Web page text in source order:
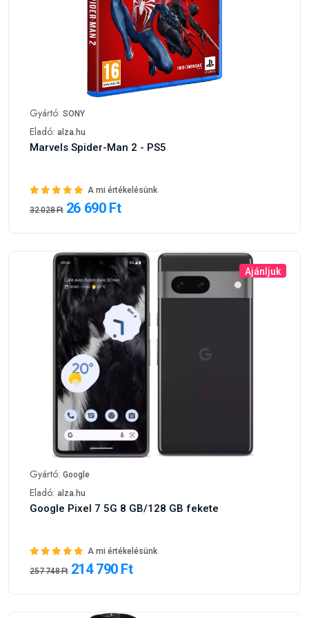
Gyártó: SONY
Eladó: alza.hu
Marvels Spider-Man 2 - PS5
A mi értékelésünk
32 028 Ft 26 690 Ft
Ajánljuk
Gyártó: Google
Eladó: alza.hu
Google Pixel 7 5G 8 GB/128 GB fekete
A mi értékelésünk
257 748 Ft 214 790 Ft